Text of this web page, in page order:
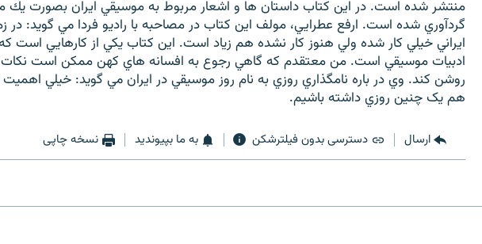
منتشر شده است. در اين كتاب داستان ها و اشعار مربوط به موسيقي ايران بصورت يك
گردآوري شده است. ارفع عطرايي، مولف اين كتاب در مصاحبه با راديو فردا مي گويد: در
ايراني خيلي کار شده ولي هنوز کار نشده هم زياد است. اين كتاب يکي از کارهايي است
ادبيات موسيقي است. من معتقدم که گاهي رجوع به افسانه هاي کهن ممکن است نکات
روشن کند. وي در باره نامگذاري روزي به نام روز موسيقي در ايران مي گويد: خيلي اهميت
هم يک چنين روزي داشته باشيم.
ارسال دسترسی بدون فیلترشکن به ما بپیوندید نسخه چاپی